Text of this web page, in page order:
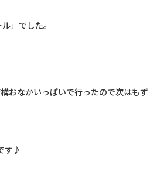
」でした。
おなかいっぱいで行ったので次はも
す♪